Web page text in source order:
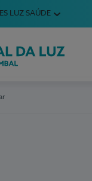
LUZ SAÚDE
de Pombal